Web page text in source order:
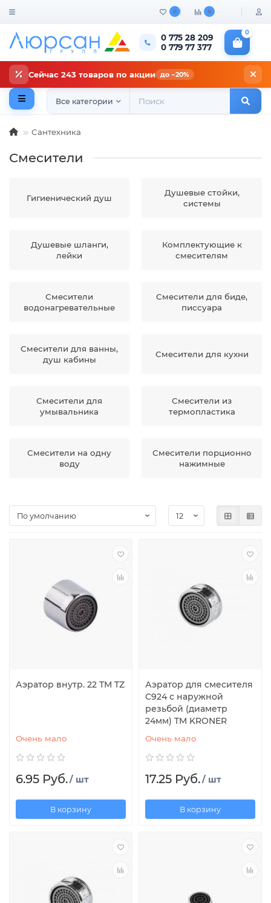
0 0
0 775 28 209
0 779 77 377
0
Сейчас 243 товаров по акции до −20%
Все категории
Сантехника
Смесители
Гигиенический душ
Душевые стойки,
системы
Душевые шланги,
лейки
Комплектующие к
смесителям
Смесители
водонагревательные
Смесители для биде,
писсуара
Смесители для ванны,
душ кабины
Смесители для кухни
Смесители для
умывальника
Смесители из
термопластика
Смесители на одну
воду
Смесители порционно
нажимные
Аэратор внутр. 22 ТМ TZ
Очень мало
6.95 Руб./ шт
В корзину
Аэратор для смесителя
C924 с наружной
резьбой (диаметр
24мм) TM KRONER
Очень мало
17.25 Руб./ шт
В корзину